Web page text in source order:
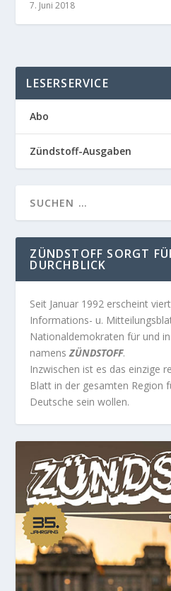
7. Juni 2018
LESERSERVICE
Abo
Zündstoff-Ausgaben
ZÜNDSTOFF SORGT
DURCHBLICK
Seit Januar 1992 erscheint
Informations- u.
Nationaldemokraten für und
namensZÜNDSTOFF.
Inzwischen ist es das einzige
Blatt in der gesamten Region
Deutsche sein wollen.